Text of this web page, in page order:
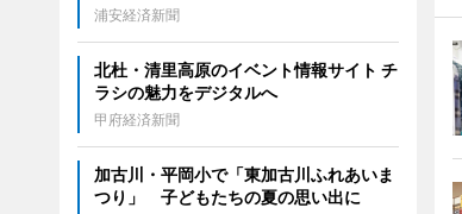
浦安経済新聞
北杜・清里高原のイベント情報サイト チ
ラシの魅力をデジタルへ
甲府経済新聞
加古川・平岡小で「東加古川ふれあいま
つり」 子どもたちの夏の思い出に